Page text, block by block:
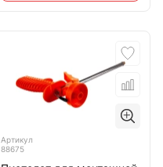
Артикул
88675